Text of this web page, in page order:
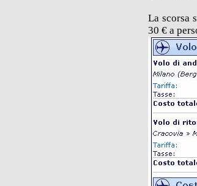
La scorsa
30 € a